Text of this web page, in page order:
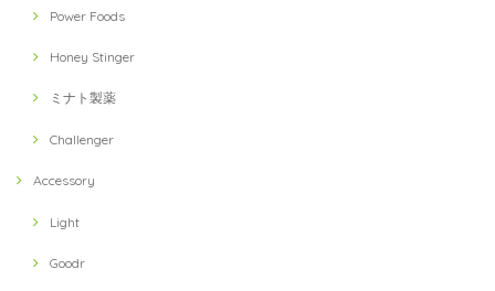
Power Foods
Honey Stinger
ミナト製薬
Challenger
Accessory
Light
Goodr